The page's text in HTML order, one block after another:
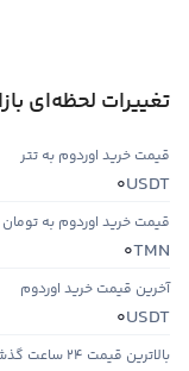
تغییرات لحظه‌ای
قیمت خرید اوردوم به تتر
USDT
0
قیمت خرید اوردوم به تومان
TMN
0
آخرین قیمت خرید اوردوم
USDT
0
بالاترین قیمت ۲۴ ساعت گذشته